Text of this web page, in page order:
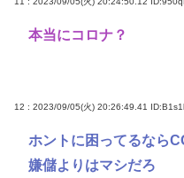
本当にコロナ？
12 : 2023/09/05(火) 20:26:49.41
ホントに困ってるなら
嫌儲よりはマシだろ